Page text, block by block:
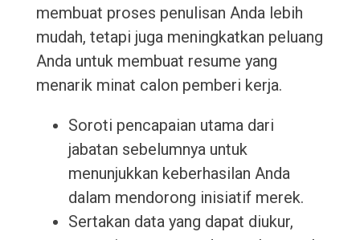
membuat proses penulisan Anda lebih
mudah, tetapi juga meningkatkan peluang
Anda untuk membuat resume yang
menarik minat calon pemberi kerja.
Soroti pencapaian utama dari
jabatan sebelumnya untuk
menunjukkan keberhasilan Anda
dalam mendorong inisiatif merek.
Sertakan data yang dapat diukur,